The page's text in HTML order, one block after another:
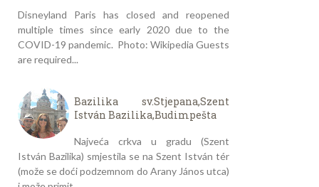
Disneyland Paris has closed and reopened
multiple times since early 2020 due to the
COVID-19 pandemic. Photo: Wikipedia Guests
are required...
Bazilika sv.Stjepana,Szent
István Bazilika,Budimpešta
Najveća crkva u gradu (Szent
István Bazilika) smjestila se na Szent István tér
(može se doći podzemnom do Arany János utca)